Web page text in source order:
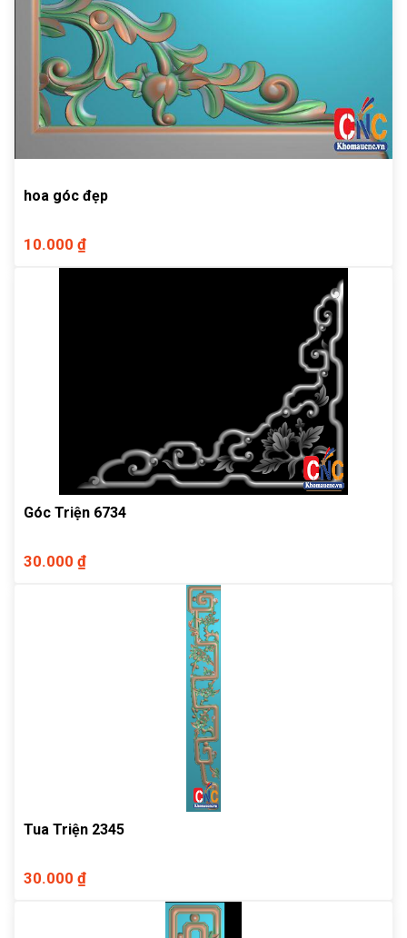
hoa góc đẹp
10.000 ₫
Góc Triện 6734
30.000 ₫
Tua Triện 2345
30.000 ₫